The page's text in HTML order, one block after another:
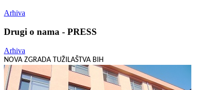
Arhiva
Drugi o nama - PRESS
Arhiva
NOVA ZGRADA TUŽILAŠTVA BIH